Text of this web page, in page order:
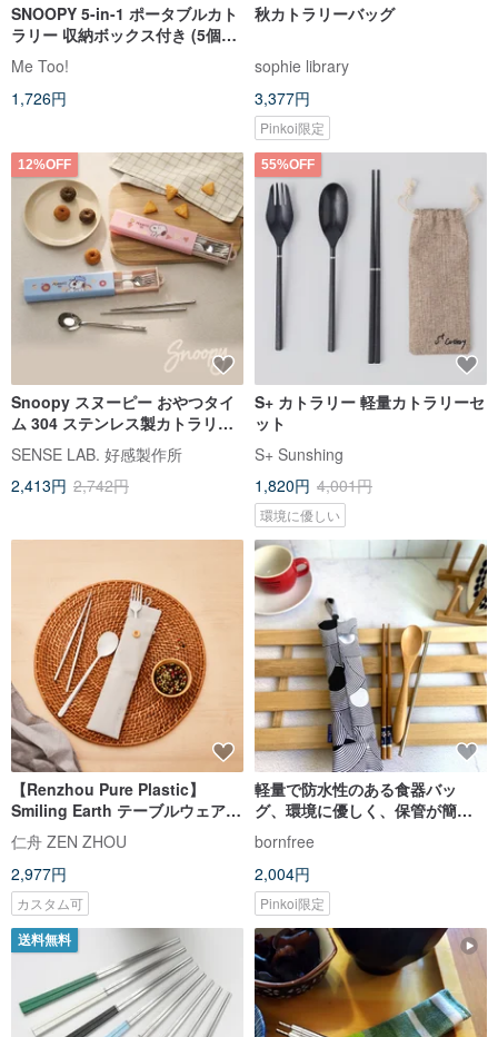
SNOOPY 5-in-1 ポータブルカト
ラリー 収納ボックス付き (5個入
り) PEANUTS 公式ライセンス
Me Too!
1,726円
秋カトラリーバッグ
sophie library
3,377円
Pinkoi限定
12%OFF
Snoopy スヌーピー おやつタイ
ム 304 ステンレス製カトラリー4
点セット（スプーン + 箸+フォー
ク + 収納ケース）
SENSE LAB. 好感製作所
2,413円 2,742円
55%OFF
S+ カトラリー 軽量カトラリーセ
ット
S+ Sunshing
1,820円 4,001円
環境に優しい
【Renzhou Pure Plastic】
Smiling Earth テーブルウェア 3
点セット |ステンレス食器・環境
に優しい食器
仁舟 ZEN ZHOU
2,977円
カスタム可
軽量で防水性のある食器バッ
グ、環境に優しく、保管が簡単
で、お手入れも簡単
bornfree
2,004円
Pinkoi限定
送料無料